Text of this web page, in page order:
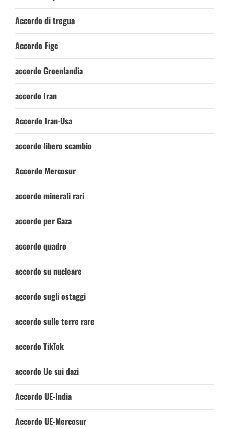
Accordo di tregua
Accordo Figc
accordo Groenlandia
accordo Iran
Accordo Iran-Usa
accordo libero scambio
Accordo Mercosur
accordo minerali rari
accordo per Gaza
accordo quadro
accordo su nucleare
accordo sugli ostaggi
accordo sulle terre rare
accordo TikTok
accordo Ue sui dazi
Accordo UE-India
Accordo UE-Mercosur